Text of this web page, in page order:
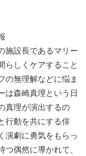
施設長であるマリー
らしくケアすること
の無理解などに悩ま
は森崎真理という日
真理が演出するの
行動を共にする俳
演劇に勇気をもらっ
偶然に導かれて、